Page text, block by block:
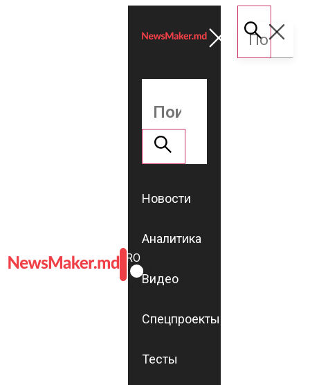
ROMÂNĂ
RU
Новости
Аналитика
Видео
Спецпроекты
Тесты